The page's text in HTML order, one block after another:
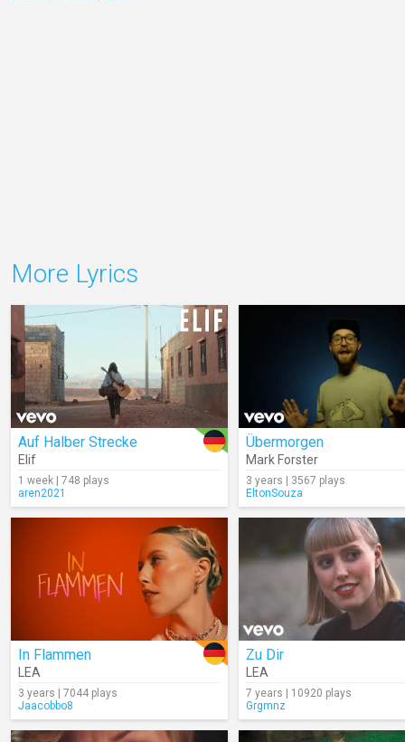
More Lyrics
Auf Halber Strecke
Elif
1 week | 748 plays
aren2021
Übermorgen
Mark Forster
3 years | 3567 plays
EltonSouza
In Flammen
LEA
3 years | 7044 plays
Jaacobbo8
Zu Dir
LEA
7 years | 10920 plays
Grgmnz